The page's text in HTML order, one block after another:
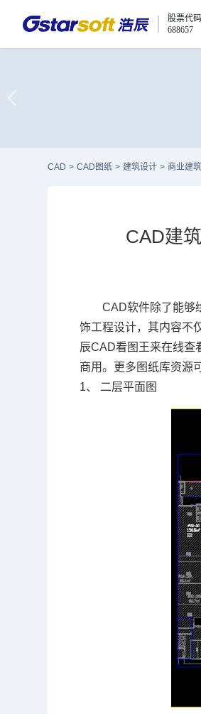
股票代码
688657
CAD > CAD图纸 > 建筑设计 > 商业建筑
CAD建
CAD软件除了能够
饰工程设计，其内容不
辰CAD看图王来在线查
商用。更多图纸库资源
1、
二层平面图